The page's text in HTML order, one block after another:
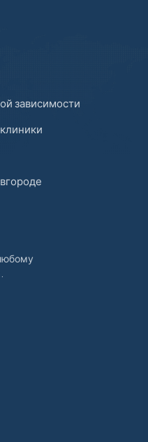
зависимости